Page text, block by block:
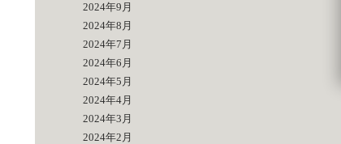
2024年9月
2024年8月
2024年7月
2024年6月
2024年5月
2024年4月
2024年3月
2024年2月